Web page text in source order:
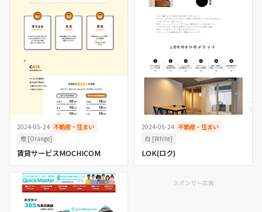
2024-05-24 不動産・住まい
橙 [Orange]
賃貸サービスMOCHICOM
2024-05-24 不動産・住まい
白 [White]
LOK(ロク)
スポンサー広告